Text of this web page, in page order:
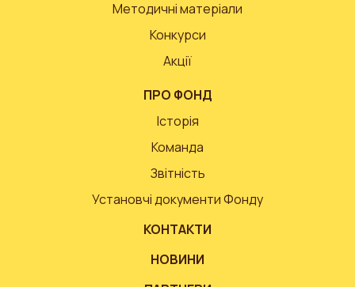
Методичні матеріали
Конкурси
Акції
ПРО ФОНД
Історія
Команда
Звітність
Установчі документи Фонду
КОНТАКТИ
НОВИНИ